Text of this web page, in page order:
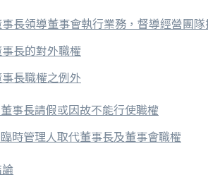
長領導董事會執行業務，督導經營團
長的對外職權
長職權之例外
事長請假或因故不能行使職權
時管理人取代董事長及董事會職權